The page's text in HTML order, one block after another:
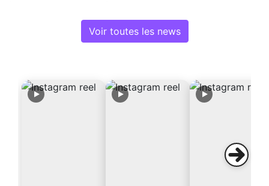
Voir toutes les news